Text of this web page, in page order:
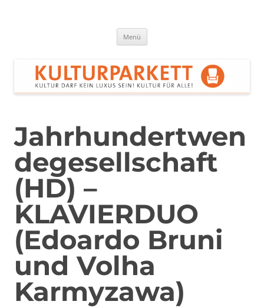
Menü
Jahrhundertwen
degesellschaft
(HD) –
KLAVIERDUO
(Edoardo Bruni
und Volha
Karmyzawa)